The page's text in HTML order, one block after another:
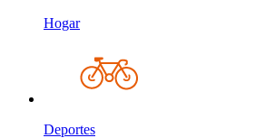
Hogar
Deportes